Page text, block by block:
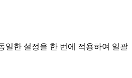
일한 설정을 한 번에 적용하여 일괄